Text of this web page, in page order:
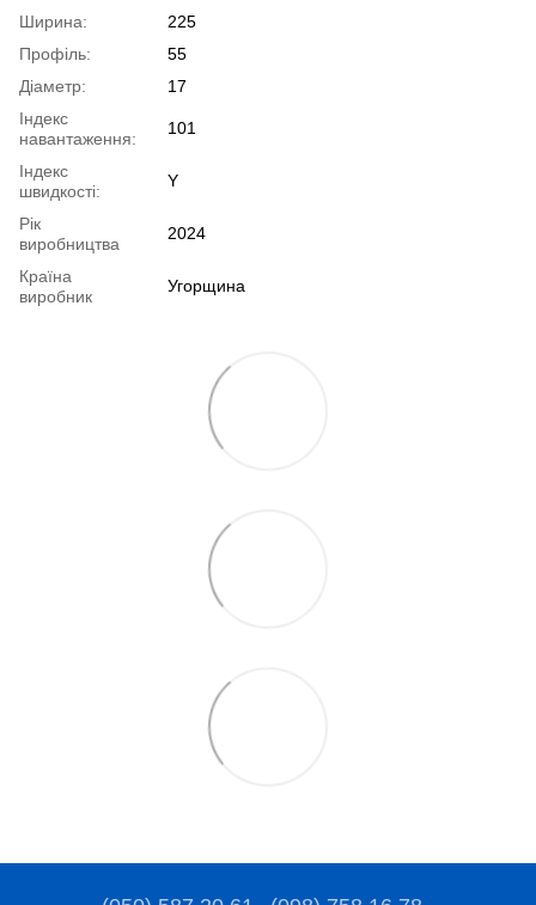
Ширина:
225
Профіль:
55
Діаметр:
17
Індекс
навантаження:
101
Індекс
швидкості:
Y
Рік
виробництва
2024
Країна
виробник
Угорщина